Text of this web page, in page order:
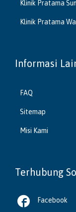
Klinik Pratama
Klinik Pratama
Informasi
FAQ
Sitemap
Misi Kami
Terhubung
 Facebook